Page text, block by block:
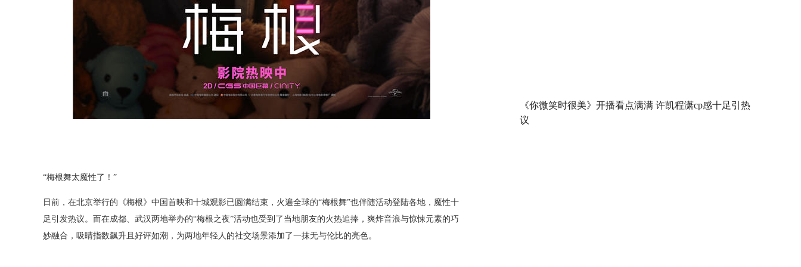
“梅根舞太魔性了！”
日前，在北京举行的《梅根》中国首映和十城观影已圆满结束， 火遍全球的“梅根舞”也伴随活动登陆各地，魔性十
足引发热议。而在成都、武汉两地举办的“梅根之夜”活动也受到了当地朋友的火热追捧，爽炸音浪与惊悚元素的巧
妙融合，吸睛指数飙升且好评如潮，为两地年轻人的社交场景添加了一抹无与伦比的亮色。
《你微笑时很美》开播看点满满 许凯程潇cp感十足引热
议